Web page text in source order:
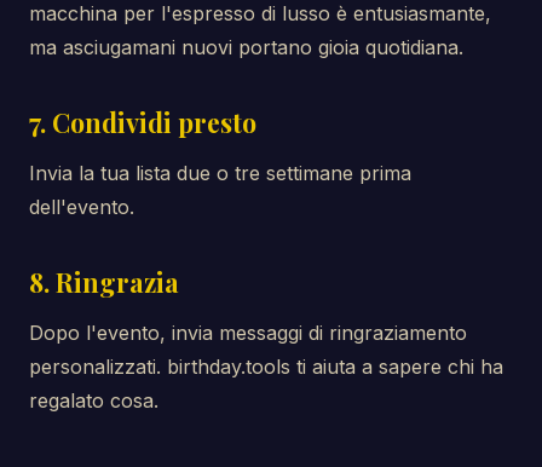
macchina per l'espresso di lusso è entusiasmante,
ma asciugamani nuovi portano gioia quotidiana.
7. Condividi presto
Invia la tua lista due o tre settimane prima
dell'evento.
8. Ringrazia
Dopo l'evento, invia messaggi di ringraziamento
personalizzati. birthday.tools ti aiuta a sapere chi ha
regalato cosa.